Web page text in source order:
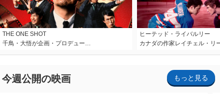
THE ONE SHOT
千鳥・大悟が企画・プロデュー…
ヒーテッド・ライバルリー
カナダの作家レイチェル・リ
今週公開の映画 もっと見る